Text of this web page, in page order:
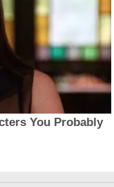
You Probably